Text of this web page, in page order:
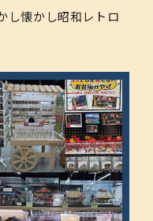
し懐かし昭和レトロ